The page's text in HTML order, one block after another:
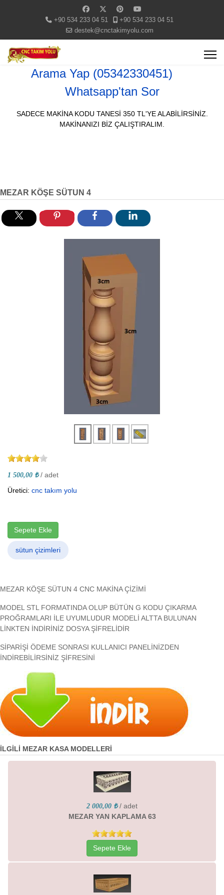
+90 534 233 04 51
+90 534 233 04 51
destek@cnctakimyolu.com
Arama Yap (05342330451)
Whatsapp'tan Sor
SADECE MAKİNA KODU TANESİ 350 TL'YE ALABİLİRSİNİZ.
MAKİNANIZI BİZ ÇALIŞTIRALIM.
MEZAR KÖŞE SÜTUN 4
1 500,00 ₺ / adet
Üretici: cnc takım yolu
Sepete Ekle
sütun çizimleri
MEZAR KÖŞE SÜTUN 4 CNC MAKİNA ÇİZİMİ
MODEL STL FORMATINDA OLUP BÜTÜN G KODU ÇIKARMA
PROĞRAMLARI İLE UYUMLUDUR MODELİ ALTTA BULUNAN
LİNKTEN İNDİRİNİZ DOSYA ŞİFRELİDİR
SİPARİŞİ ÖDEME SONRASI KULLANICI PANELİNİZDEN
İNDİREBİLİRSİNİZ ŞİFRESİNİ
İLGİLİ MEZAR KASA MODELLERİ
2 000,00 ₺ / adet
MEZAR YAN KAPLAMA 63
Sepete Ekle